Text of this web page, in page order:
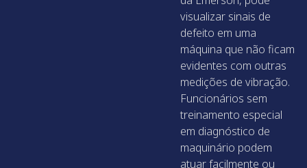
visualizar sinais de
defeito em uma
máquina que não ficam
evidentes com outras
medições de vibração.
Funcionários sem
treinamento especial
em diagnóstico de
maquinário podem
atuar facilmente ou